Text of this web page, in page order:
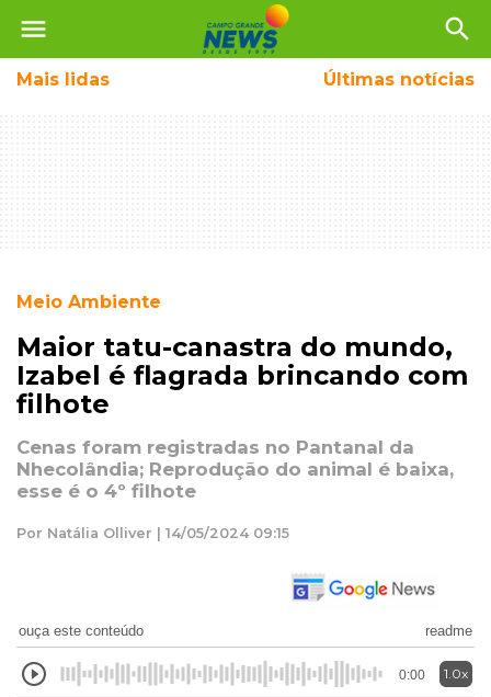
menu search
Mais lidas Últimas notícias
Meio Ambiente
Maior tatu-canastra do mundo,
Izabel é flagrada brincando com
filhote
Cenas foram registradas no Pantanal da
Nhecolândia; Reprodução do animal é baixa,
esse é o 4º filhote
Por Natália Olliver | 14/05/2024 09:15
ouça este conteúdo readme
0:00 1.0x